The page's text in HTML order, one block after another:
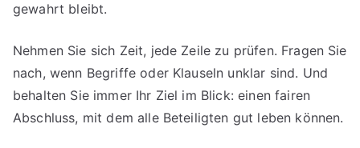
gewahrt bleibt.
Nehmen Sie sich Zeit, jede Zeile zu prüfen. Fragen Sie
nach, wenn Begriffe oder Klauseln unklar sind. Und
behalten Sie immer Ihr Ziel im Blick: einen fairen
Abschluss, mit dem alle Beteiligten gut leben können.